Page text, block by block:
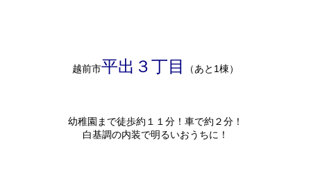
越前市平出３丁目 （あと1棟）
幼稚園まで徒歩約１１分！車で約２分！
白基調の内装で明るいおうちに！